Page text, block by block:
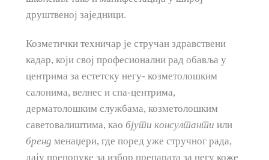
друштвеној заједници.
Козметички техничар је стручан здравствени
кадар, који свој професионални рад обавља у
центрима за естетску негу- козметолошким
салонима, велнес и спа-центрима,
дерматолошким службама, козметолошким
саветовалиштима, као бјути консултанти или
бренд менаџери, где поред уже стручног рада,
дају препоруке за избор препарата за негу коже